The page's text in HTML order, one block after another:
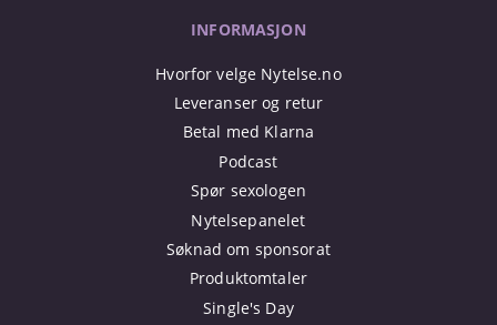
INFORMASJON
Hvorfor velge Nytelse.no
Leveranser og retur
Betal med Klarna
Podcast
Spør sexologen
Nytelsepanelet
Søknad om sponsorat
Produktomtaler
Single's Day